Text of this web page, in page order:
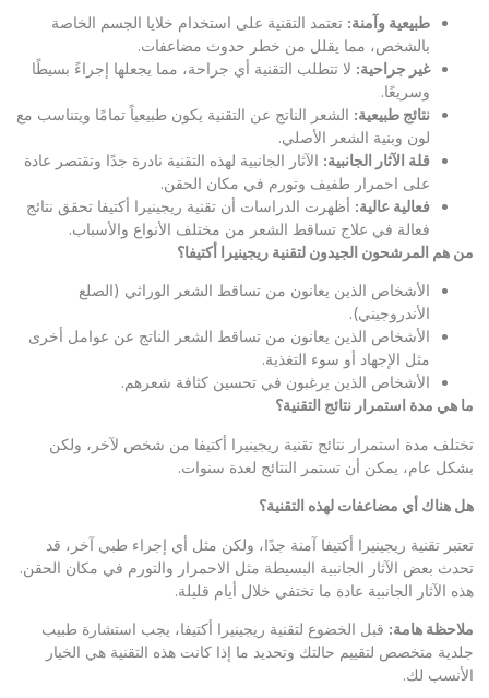
طبيعية وآمنة: تعتمد التقنية على استخدام خلايا الجسم الخاصة
بالشخص، مما يقلل من خطر حدوث مضاعفات.
غير جراحية: لا تتطلب التقنية أي جراحة، مما يجعلها إجراءً بسيطًا
وسريعًا.
نتائج طبيعية: الشعر الناتج عن التقنية يكون طبيعياً تمامًا ويتناسب مع
لون وبنية الشعر الأصلي.
قلة الآثار الجانبية: الآثار الجانبية لهذه التقنية نادرة جدًا وتقتصر عادة
على احمرار طفيف وتورم في مكان الحقن.
فعالية عالية: أظهرت الدراسات أن تقنية ريجينيرا أكتيفا تحقق نتائج
فعالة في علاج تساقط الشعر من مختلف الأنواع والأسباب.
من هم المرشحون الجيدون لتقنية ريجينيرا أكتيفا؟
الأشخاص الذين يعانون من تساقط الشعر الوراثي (الصلع
الأندروجيني).
الأشخاص الذين يعانون من تساقط الشعر الناتج عن عوامل أخرى
مثل الإجهاد أو سوء التغذية.
الأشخاص الذين يرغبون في تحسين كثافة شعرهم.
ما هي مدة استمرار نتائج التقنية؟
تختلف مدة استمرار نتائج تقنية ريجينيرا أكتيفا من شخص لآخر، ولكن
بشكل عام، يمكن أن تستمر النتائج لعدة سنوات.
هل هناك أي مضاعفات لهذه التقنية؟
تعتبر تقنية ريجينيرا أكتيفا آمنة جدًا، ولكن مثل أي إجراء طبي آخر، قد
تحدث بعض الآثار الجانبية البسيطة مثل الاحمرار والتورم في مكان الحقن.
هذه الآثار الجانبية عادة ما تختفي خلال أيام قليلة.
ملاحظة هامة: قبل الخضوع لتقنية ريجينيرا أكتيفا، يجب استشارة طبيب
جلدية متخصص لتقييم حالتك وتحديد ما إذا كانت هذه التقنية هي الخيار
الأنسب لك.